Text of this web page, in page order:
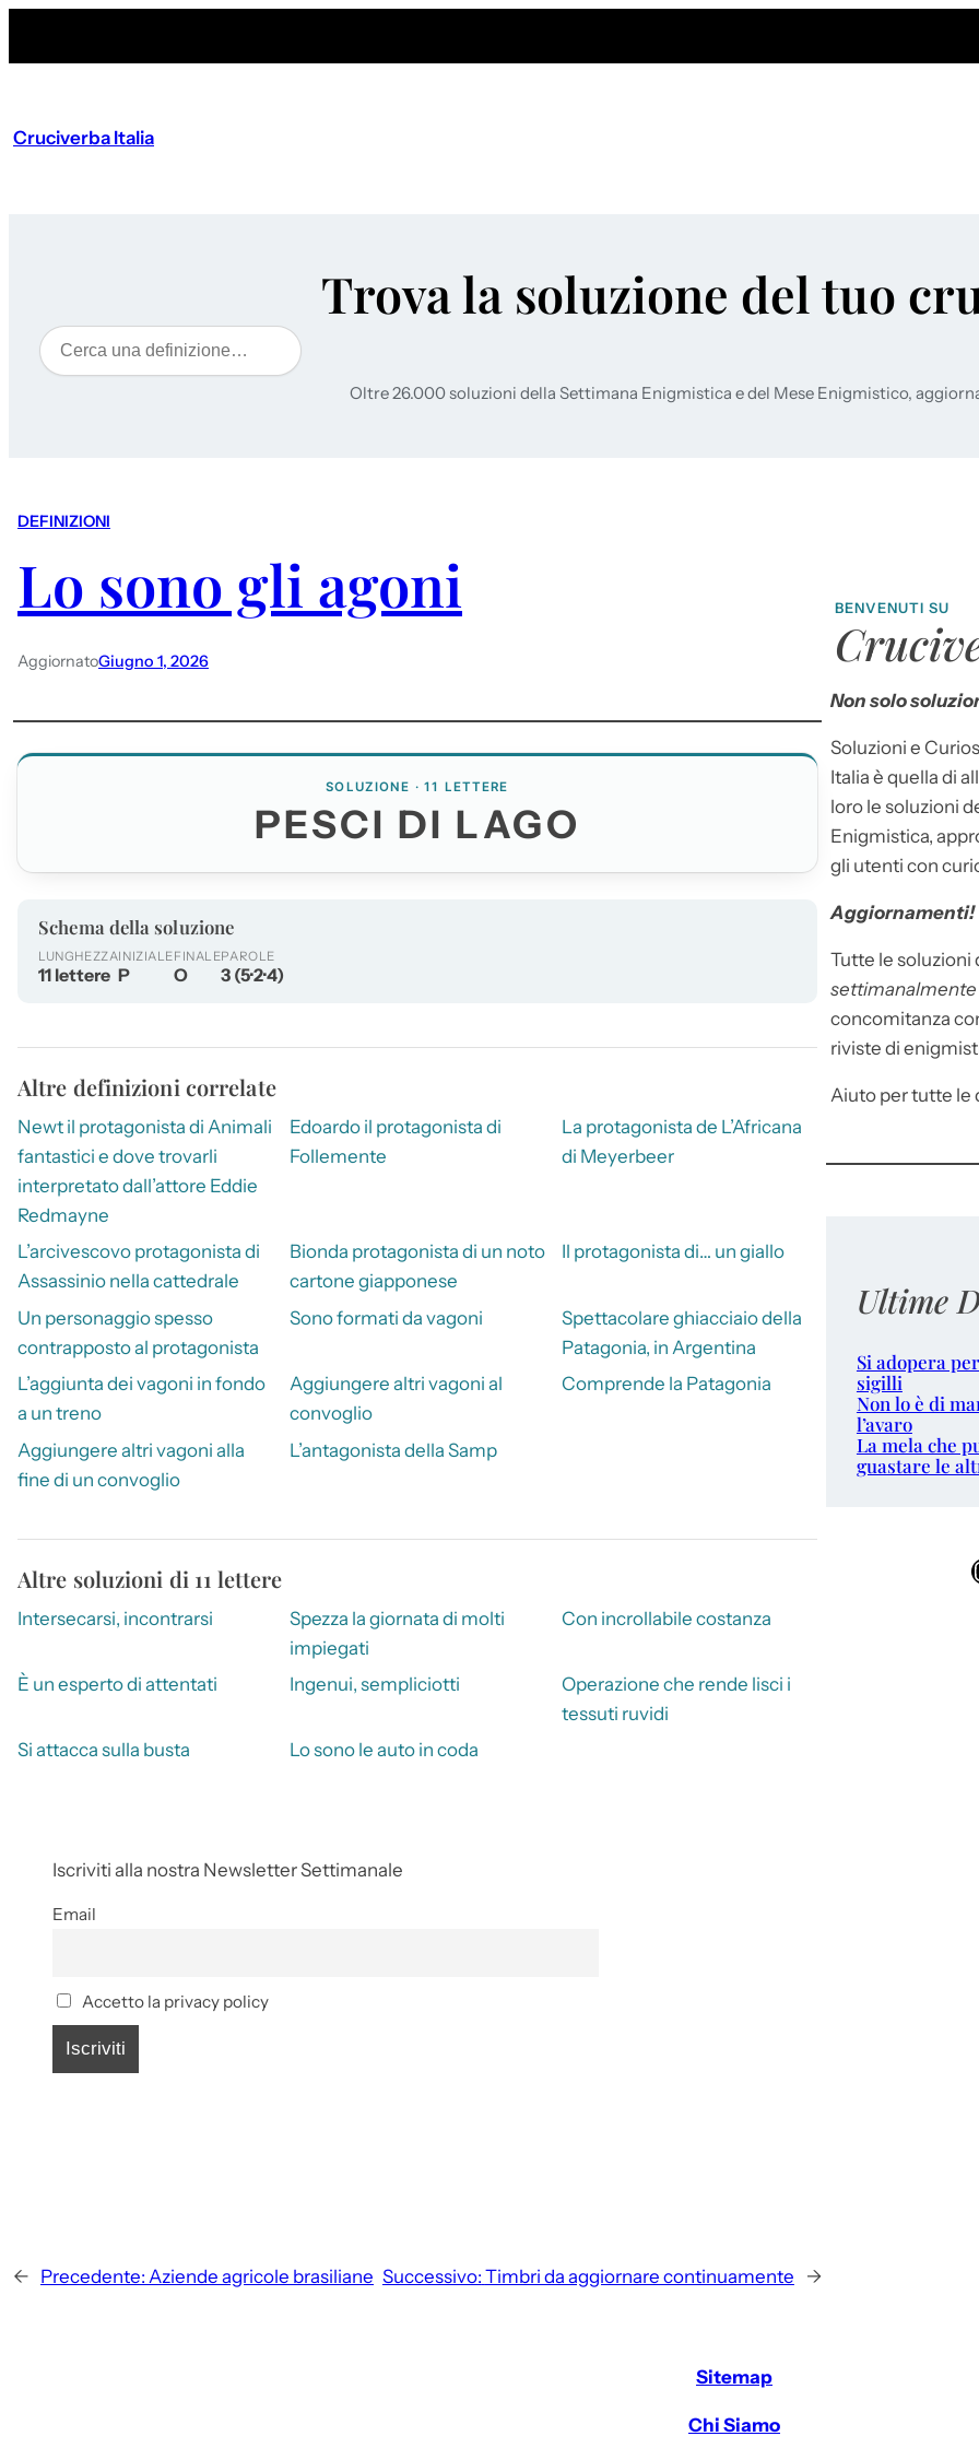
Cruciverba Italia
Trova la soluzione del tuo
Cerca
Oltre 26.000 soluzioni della Settimana Enigmistica e del Mese Enigmistico,
DEFINIZIONI
Lo sono gli agoni
AggiornatoGiugno 1, 2026
SOLUZIONE · 11 LETTERE
PESCI DI LAGO
Schema della soluzione
LUNGHEZZA
11 lettere
INIZIALE
P
FINALE
O
PAROLE
3 (5·2·4)
Altre definizioni correlate
Newt il protagonista di Animali
fantastici e dove trovarli
interpretato dall’attore Eddie
Redmayne
Edoardo il protagonista di
Follemente
La protagonista de L’Africana
di Meyerbeer
L’arcivescovo protagonista di
Assassinio nella cattedrale
Bionda protagonista di un noto
cartone giapponese
Il protagonista di… un giallo
Un personaggio spesso
contrapposto al protagonista
Sono formati da vagoni
Spettacolare ghiacciaio della
Patagonia, in Argentina
L’aggiunta dei vagoni in fondo
a un treno
Aggiungere altri vagoni al
convoglio
Comprende la Patagonia
Aggiungere altri vagoni alla
fine di un convoglio
L’antagonista della Samp
Altre soluzioni di 11 lettere
Intersecarsi, incontrarsi
Spezza la giornata di molti
impiegati
Con incrollabile costanza
È un esperto di attentati Ingenui, sempliciotti
Operazione che rende lisci i
tessuti ruvidi
Si attacca sulla busta
Lo sono le auto in coda
Iscriviti alla nostra Newsletter Settimanale
Email
Accetto la privacy policy
← Precedente: Aziende agricole brasiliane Successivo: Timbri da aggiornare continuamente →
BENVENUTI SU
Non solo
Soluzioni e
Italia è quella di
loro le soluzioni
Enigmistica,
gli utenti con
Aggiornamenti!
Tutte le soluzioni
settimanalmente
concomitanza
riviste di
Aiuto per tutte le
Ultime
Si adopera
sigilli
Non lo è di
l’avaro
La mela che
guastare le
Sitemap
Chi Siamo